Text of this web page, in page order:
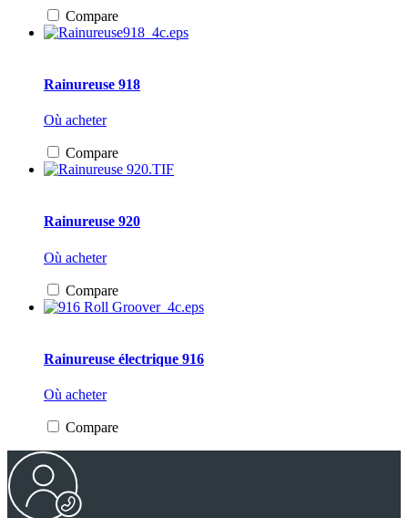
Compare
Rainureuse 918
Où acheter
Compare
Rainureuse 920
Où acheter
Compare
Rainureuse électrique 916
Où acheter
Compare